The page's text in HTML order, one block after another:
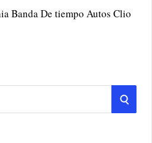
Banda De tiempo Autos Clio
S